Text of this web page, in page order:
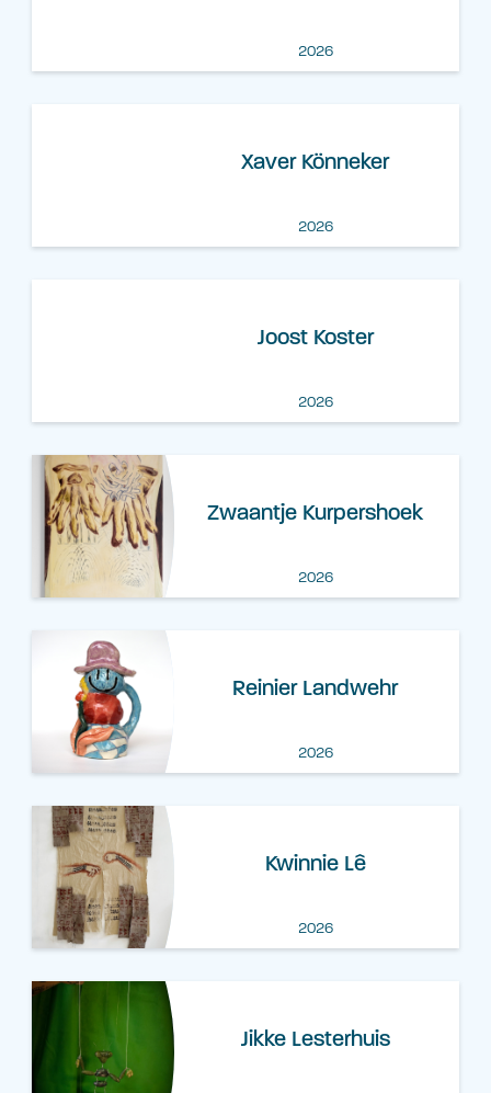
2026
Xaver Könneker
2026
Joost Koster
2026
Zwaantje Kurpershoek
2026
Reinier Landwehr
2026
Kwinnie Lê
2026
Jikke Lesterhuis